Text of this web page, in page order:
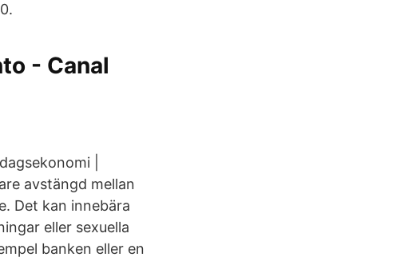
- Canal
|
avstängd mellan
Det kan innebära
eller sexuella
banken eller en